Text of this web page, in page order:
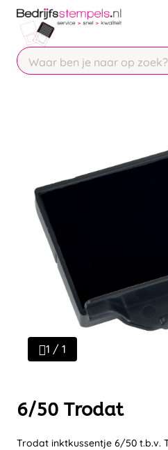
Chatbot
Chat 24/7 met
Contact
1 / 1
6/50 Trodat
Trodat inktkussentje 6/50 t.b.v.